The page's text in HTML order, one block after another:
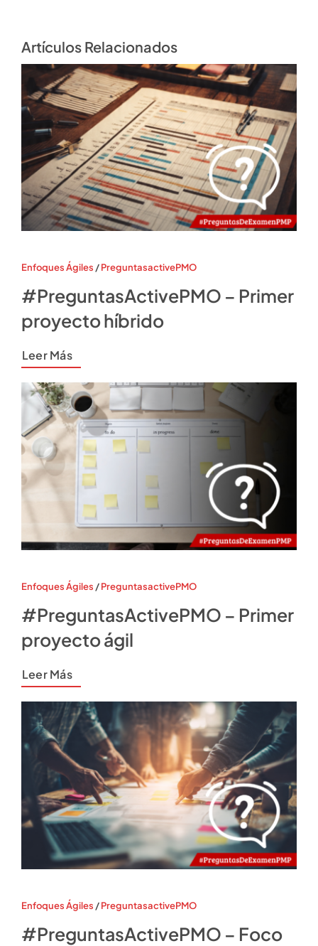
Artículos Relacionados
Enfoques Ágiles /PreguntasactivePMO
#PreguntasActivePMO – Primer
proyecto híbrido
Leer Más
Enfoques Ágiles /PreguntasactivePMO
#PreguntasActivePMO – Primer
proyecto ágil
Leer Más
Enfoques Ágiles /PreguntasactivePMO
#PreguntasActivePMO – Foco